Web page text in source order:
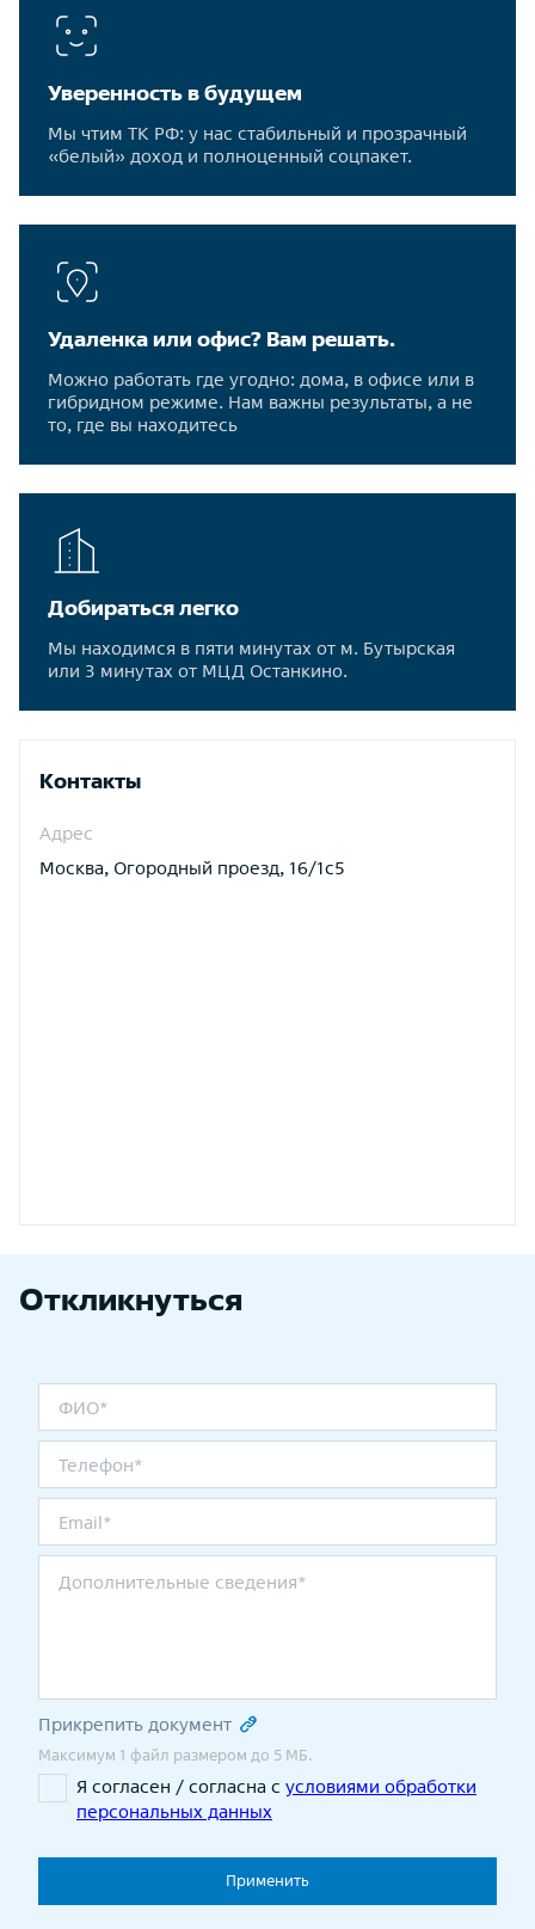
Уверенность в будущем
Мы чтим ТК РФ: у нас стабильный и прозрачный
«белый» доход и полноценный соцпакет.
Удаленка или офис? Вам решать.
Можно работать где угодно: дома, в офисе или в
гибридном режиме. Нам важны результаты, а не
то, где вы находитесь
Добираться легко
Мы находимся в пяти минутах от м. Бутырская
или 3 минутах от МЦД Останкино.
Контакты
Адрес
Москва, Огородный проезд, 16/1с5
Откликнуться
Прикрепить документ
Максимум 1 файл размером до 5 МБ.
Я согласен / согласна с условиями обработки
персональных данных
Применить